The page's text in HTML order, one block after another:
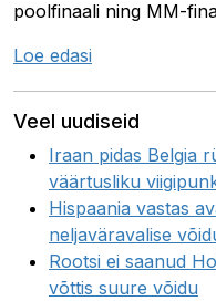
poolfinaali ning MM-
Loe edasi
Veel uudiseid
Iraan pidas Belgia
väärtusliku
Hispaania vastas
neljaväravalise
Rootsi ei saanud
võttis suure võidu